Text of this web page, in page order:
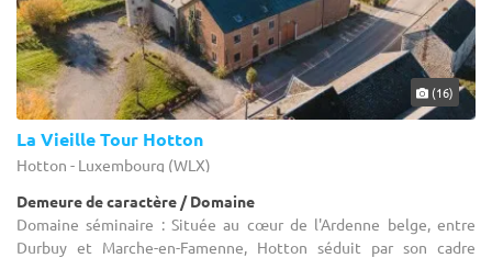
(16)
La Vieille Tour Hotton
Hotton - Luxembourg (WLX)
Demeure de caractère / Domaine
Domaine séminaire : Située au cœur de l'Ardenne belge, entre
Durbuy et Marche-en-Famenne, Hotton séduit par son cadre